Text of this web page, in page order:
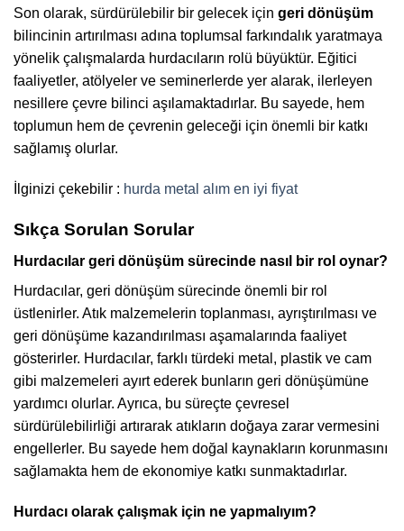
Son olarak, sürdürülebilir bir gelecek için geri dönüşüm
bilincinin artırılması adına toplumsal farkındalık yaratmaya
yönelik çalışmalarda hurdacıların rolü büyüktür. Eğitici
faaliyetler, atölyeler ve seminerlerde yer alarak, ilerleyen
nesillere çevre bilinci aşılamaktadırlar. Bu sayede, hem
toplumun hem de çevrenin geleceği için önemli bir katkı
sağlamış olurlar.
İlginizi çekebilir : hurda metal alım en iyi fiyat
Sıkça Sorulan Sorular
Hurdacılar geri dönüşüm sürecinde nasıl bir rol oynar?
Hurdacılar, geri dönüşüm sürecinde önemli bir rol
üstlenirler. Atık malzemelerin toplanması, ayrıştırılması ve
geri dönüşüme kazandırılması aşamalarında faaliyet
gösterirler. Hurdacılar, farklı türdeki metal, plastik ve cam
gibi malzemeleri ayırt ederek bunların geri dönüşümüne
yardımcı olurlar. Ayrıca, bu süreçte çevresel
sürdürülebilirliği artırarak atıkların doğaya zarar vermesini
engellerler. Bu sayede hem doğal kaynakların korunmasını
sağlamakta hem de ekonomiye katkı sunmaktadırlar.
Hurdacı olarak çalışmak için ne yapmalıyım?